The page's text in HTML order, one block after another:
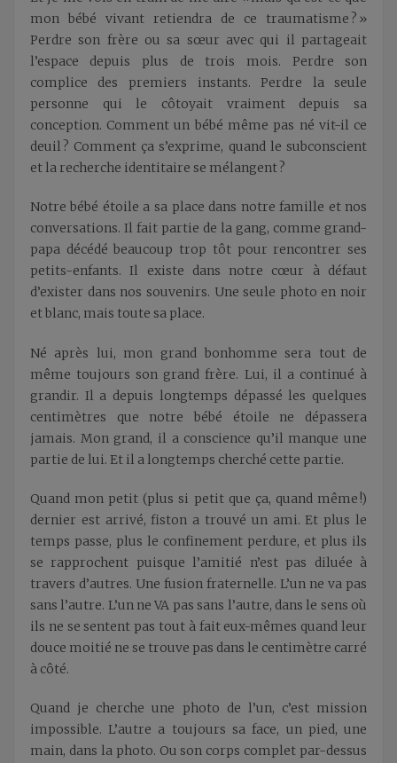
mon bébé vivant retiendra de ce traumatisme ? »
Perdre son frère ou sa sœur avec qui il partageait
l’espace depuis plus de trois mois. Perdre son
complice des premiers instants. Perdre la seule
personne qui le côtoyait vraiment depuis sa
conception. Comment un bébé même pas né vit-il ce
deuil ? Comment ça s’exprime, quand le subconscient
et la recherche identitaire se mélangent ?
Notre bébé étoile a sa place dans notre famille et nos
conversations. Il fait partie de la gang, comme grand-
papa décédé beaucoup trop tôt pour rencontrer ses
petits-enfants. Il existe dans notre cœur à défaut
d’exister dans nos souvenirs. Une seule photo en noir
et blanc, mais toute sa place.
Né après lui, mon grand bonhomme sera tout de
même toujours son grand frère. Lui, il a continué à
grandir. Il a depuis longtemps dépassé les quelques
centimètres que notre bébé étoile ne dépassera
jamais. Mon grand, il a conscience qu’il manque une
partie de lui. Et il a longtemps cherché cette partie.
Quand mon petit (plus si petit que ça, quand même !)
dernier est arrivé, fiston a trouvé un ami. Et plus le
temps passe, plus le confinement perdure, et plus ils
se rapprochent puisque l’amitié n’est pas diluée à
travers d’autres. Une fusion fraternelle. L’un ne va pas
sans l’autre. L’un ne VA pas sans l’autre, dans le sens où
ils ne se sentent pas tout à fait eux-mêmes quand leur
douce moitié ne se trouve pas dans le centimètre carré
à côté.
Quand je cherche une photo de l’un, c’est mission
impossible. L’autre a toujours sa face, un pied, une
main, dans la photo. Ou son corps complet par-dessus